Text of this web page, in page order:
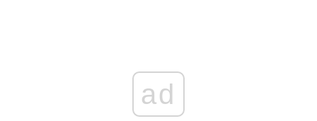
ad